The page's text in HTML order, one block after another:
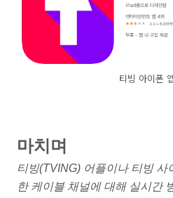
티빙 아이폰
마치며
티빙(TVING) 어플이나 티빙 사
한 케이블 채널에 대해 실시간